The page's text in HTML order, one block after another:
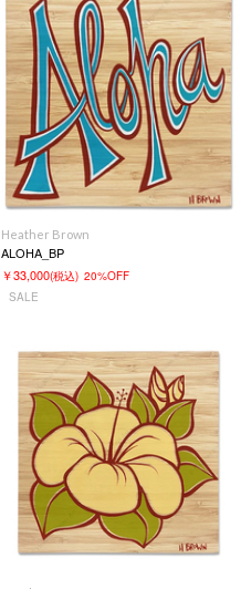
Heather Brown
ALOHA_BP
￥33,000(税込) 20%OFF
SALE